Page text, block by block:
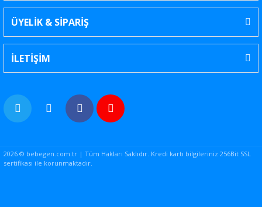
ÜYELİK & SİPARİŞ
İLETİŞİM
2026 © bebegen.com.tr | Tüm Hakları Saklıdır. Kredi kartı bilgileriniz 256Bit SSL
sertifikası ile korunmaktadır.